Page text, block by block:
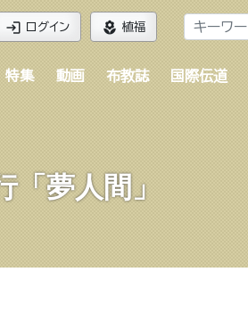
login ログイン local_florist 植福
特集 動画 布教誌 国際伝道
「夢人間」